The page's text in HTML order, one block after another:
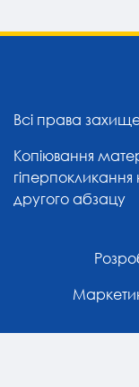
Всі права
Копіювання
гіперпокликання
другого абзацу